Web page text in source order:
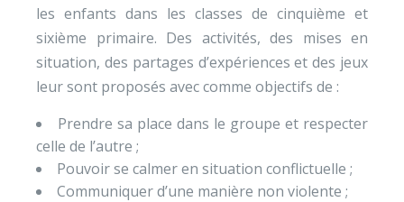
les enfants dans les classes de cinquième et
sixième primaire. Des activités, des mises en
situation, des partages d’expériences et des jeux
leur sont proposés avec comme objectifs de :
Prendre sa place dans le groupe et respecter
celle de l’autre ;
Pouvoir se calmer en situation conflictuelle ;
Communiquer d’une manière non violente ;